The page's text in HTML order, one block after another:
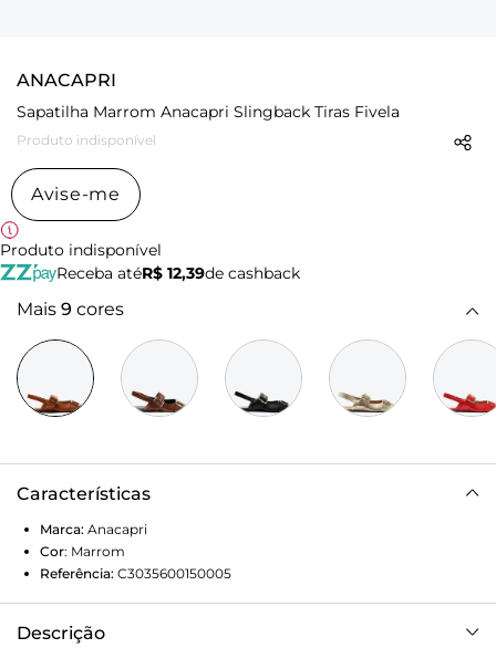
ANACAPRI
Sapatilha Marrom Anacapri Slingback Tiras Fivela
Produto indisponível
Avise-me
Produto indisponível
Receba atéR$ 12,39de cashback
Mais 9 cores
Características
Marca: Anacapri
Cor: Marrom
Referência: C3035600150005
Descrição